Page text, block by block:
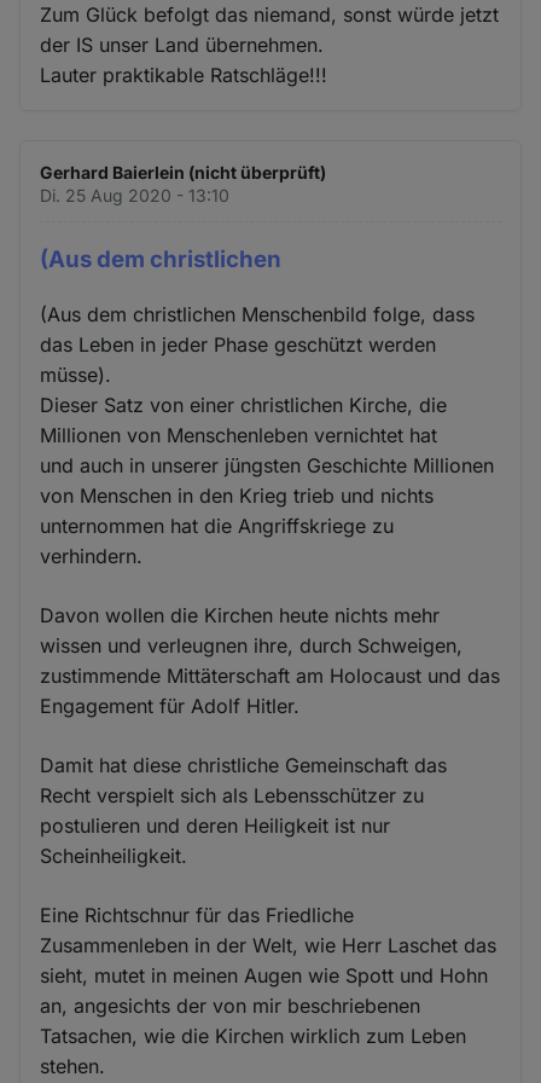
Zum Glück befolgt das niemand, sonst würde jetzt
der IS unser Land übernehmen.
Lauter praktikable Ratschläge!!!
Gerhard Baierlein (nicht überprüft)
Di. 25 Aug 2020 - 13:10
(Aus dem christlichen
(Aus dem christlichen Menschenbild folge, dass
das Leben in jeder Phase geschützt werden
müsse).
Dieser Satz von einer christlichen Kirche, die
Millionen von Menschenleben vernichtet hat
und auch in unserer jüngsten Geschichte Millionen
von Menschen in den Krieg trieb und nichts
unternommen hat die Angriffskriege zu
verhindern.
Davon wollen die Kirchen heute nichts mehr
wissen und verleugnen ihre, durch Schweigen,
zustimmende Mittäterschaft am Holocaust und das
Engagement für Adolf Hitler.
Damit hat diese christliche Gemeinschaft das
Recht verspielt sich als Lebensschützer zu
postulieren und deren Heiligkeit ist nur
Scheinheiligkeit.
Eine Richtschnur für das Friedliche
Zusammenleben in der Welt, wie Herr Laschet das
sieht, mutet in meinen Augen wie Spott und Hohn
an, angesichts der von mir beschriebenen
Tatsachen, wie die Kirchen wirklich zum Leben
stehen.